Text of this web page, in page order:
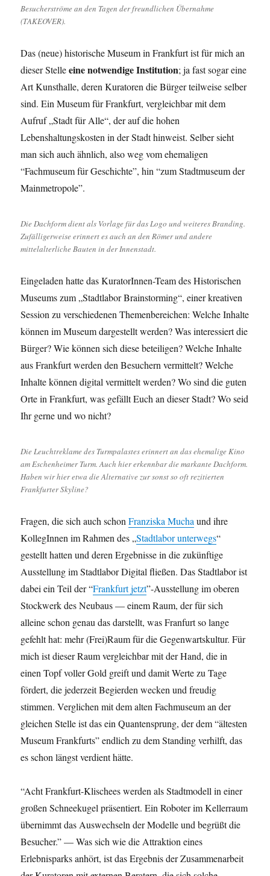
Besucherströme an den Tagen der freundlichen Übernahme
(TAKEOVER).
Das (neue) historische Museum in Frankfurt ist für mich an
dieser Stelleeine notwendige Institution; ja fast sogar eine
Art Kunsthalle, deren Kuratoren die Bürger teilweise selber
sind. Ein Museum für Frankfurt, vergleichbar mit dem
Aufruf „Stadt für Alle“, der auf die hohen
Lebenshaltungskosten in der Stadt hinweist. Selber sieht
man sich auch ähnlich, also weg vom ehemaligen
“Fachmuseum für Geschichte”, hin “zum Stadtmuseum der
Mainmetropole”.
Die Dachform dient als Vorlage für das Logo und weiteres Branding.
Zufälligerweise erinnert es auch an den Römer und andere
mittelalterliche Bauten in der Innenstadt.
Eingeladen hatte das KuratorInnen-Team des Historischen
Museums zum „Stadtlabor Brainstorming“, einer kreativen
Session zu verschiedenen Themenbereichen: Welche Inhalte
können im Museum dargestellt werden? Was interessiert die
Bürger? Wie können sich diese beteiligen? Welche Inhalte
aus Frankfurt werden den Besuchern vermittelt? Welche
Inhalte können digital vermittelt werden? Wo sind die guten
Orte in Frankfurt, was gefällt Euch an dieser Stadt? Wo seid
Ihr gerne und wo nicht?
Die Leuchtreklame des Turmpalastes erinnert an das ehemalige Kino
am Eschenheimer Turm. Auch hier erkennbar die markante Dachform.
Haben wir hier etwa die Alternative zur sonst so oft rezitierten
Frankfurter Skyline?
Fragen, die sich auch schonFranziska Muchaund ihre
KollegInnen im Rahmen des „Stadtlabor unterwegs“
gestellt hatten und deren Ergebnisse in die zukünftige
Ausstellung im Stadtlabor Digital fließen. Das Stadtlabor ist
dabei ein Teil der “Frankfurt jetzt”-Ausstellung im oberen
Stockwerk des Neubaus — einem Raum, der für sich
alleine schon genau das darstellt, was Franfurt so lange
gefehlt hat: mehr (Frei)Raum für die Gegenwartskultur. Für
mich ist dieser Raum vergleichbar mit der Hand, die in
einen Topf voller Gold greift und damit Werte zu Tage
fördert, die jederzeit Begierden wecken und freudig
stimmen. Verglichen mit dem alten Fachmuseum an der
gleichen Stelle ist das ein Quantensprung, der dem “ältesten
Museum Frankfurts” endlich zu dem Standing verhilft, das
es schon längst verdient hätte.
“Acht Frankfurt-Klischees werden als Stadtmodell in einer
großen Schneekugel präsentiert. Ein Roboter im Kellerraum
übernimmt das Auswechseln der Modelle und begrüßt die
Besucher.” — Was sich wie die Attraktion eines
Erlebnisparks anhört, ist das Ergebnis der Zusammenarbeit